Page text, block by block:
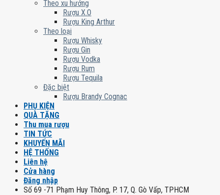
Theo xu hướng
Rượu X.O
Rượu King Arthur
Theo loại
Rượu Whisky
Rượu Gin
Rượu Vodka
Rượu Rum
Rượu Tequila
Đặc biệt
Rượu Brandy Cognac
PHỤ KIỆN
QUÀ TẶNG
Thu mua rượu
TIN TỨC
KHUYẾN MÃI
HỆ THỐNG
Liên hệ
Cửa hàng
Đăng nhập
Số 69 -71 Phạm Huy Thông, P. 17, Q. Gò Vấp, TPHCM